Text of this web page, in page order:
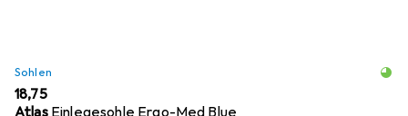
Sohlen
EUR
18,75
Atlas Einlegesohle Ergo-Med Blue